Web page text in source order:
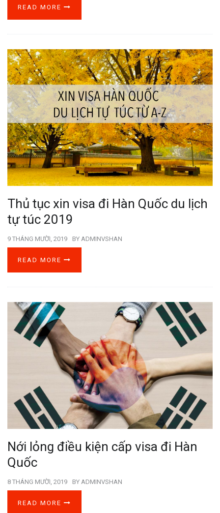
READ MORE
Thủ tục xin visa đi Hàn Quốc du lịch
tự túc 2019
9 THÁNG MƯỜI, 2019 BY ADMINVSHAN
READ MORE
Nới lỏng điều kiện cấp visa đi Hàn
Quốc
8 THÁNG MƯỜI, 2019 BY ADMINVSHAN
READ MORE